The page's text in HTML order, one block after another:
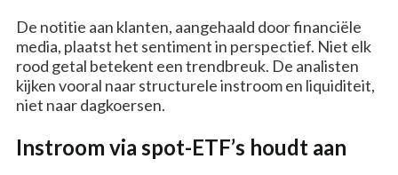
De notitie aan klanten, aangehaald door financiële
media, plaatst het sentiment in perspectief. Niet elk
rood getal betekent een trendbreuk. De analisten
kijken vooral naar structurele instroom en liquiditeit,
niet naar dagkoersen.
Instroom via spot-ETF’s houdt aan